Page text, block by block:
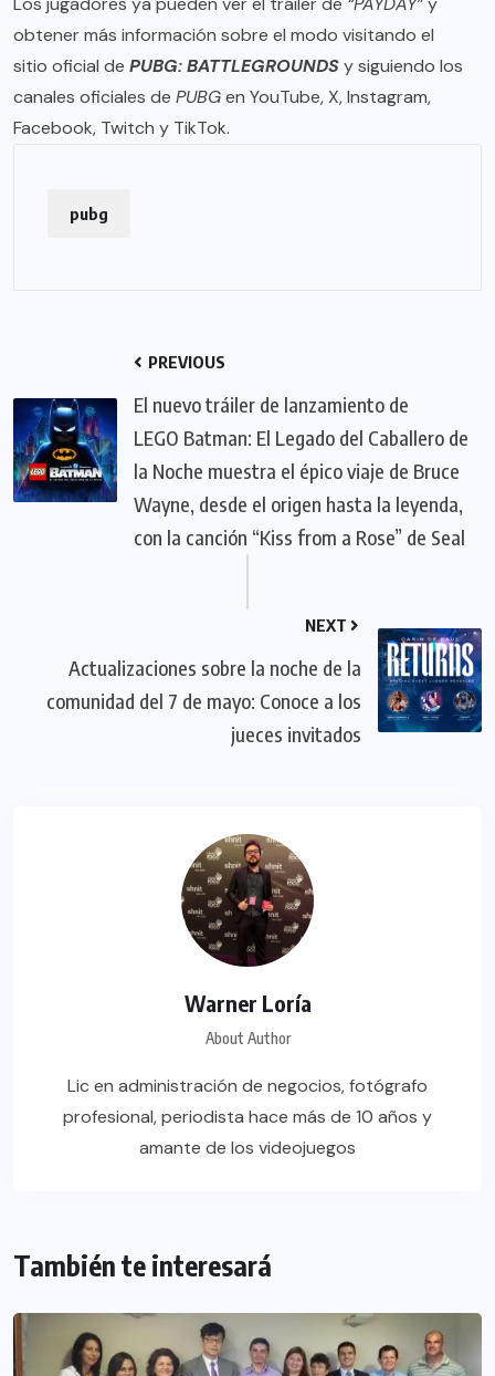
obtener más información sobre el modo visitando el
sitio oficial de PUBG: BATTLEGROUNDSy siguiendo los
canales oficiales de PUBGen YouTube, X,Instagram,
Facebook, Twitch y TikTok.
pubg
PREVIOUS
El nuevo tráiler de lanzamiento de
LEGO Batman: El Legado del Caballero de
la Noche muestra el épico viaje de Bruce
Wayne, desde el origen hasta la leyenda,
con la canción “Kiss from a Rose” de Seal
NEXT
Actualizaciones sobre la noche de la
comunidad del 7 de mayo: Conoce a los
jueces invitados
Warner Loría
About Author
Lic en administración de negocios, fotógrafo
profesional, periodista hace más de 10 años y
amante de los videojuegos
También te interesará